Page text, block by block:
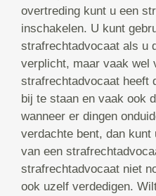
overtreding kunt u een
inschakelen. U kunt
strafrechtadvocaat als u
verplicht, maar vaak wel
strafrechtadvocaat heeft
bij te staan en vaak ook
wanneer er dingen
verdachte bent, dan
van een
strafrechtadvocaat niet
ook uzelf verdedigen.